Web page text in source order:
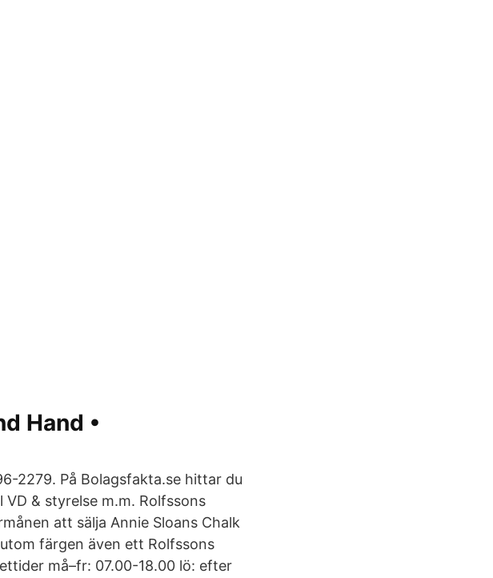
Hand •
2279. På Bolagsfakta.se hittar du
& styrelse m.m. Rolfssons
att sälja Annie Sloans Chalk
färgen även ett Rolfssons
må–fr: 07.00-18.00 lö: efter